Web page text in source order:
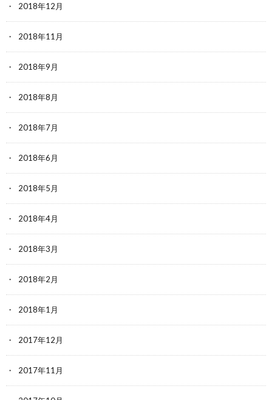
2018年12月
2018年11月
2018年9月
2018年8月
2018年7月
2018年6月
2018年5月
2018年4月
2018年3月
2018年2月
2018年1月
2017年12月
2017年11月